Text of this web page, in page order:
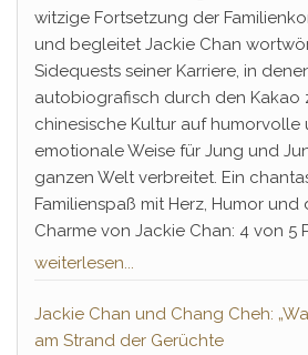
witzige Fortsetzung der
und begleitet Jackie Chan
Sidequests seiner Karriere, in
autobiografisch durch den Kakao
chinesische Kultur auf
emotionale Weise für Jung und
ganzen Welt verbreitet. Ein
Familienspaß mit Herz, Humor
Charme von Jackie Chan: 4 von 5
weiterlesen...
Jackie Chan und Chang Cheh:
am Strand der Gerüchte